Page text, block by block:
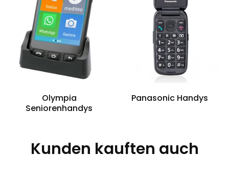
Olympia
Seniorenhandys
Panasonic Handys
Kunden kauften auch